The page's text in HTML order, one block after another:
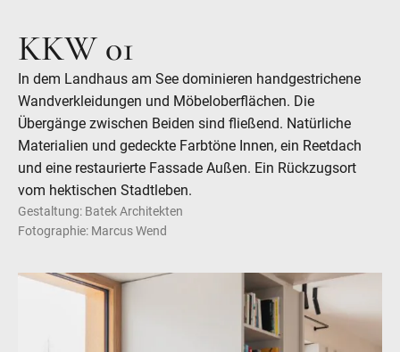
KKW 01
In dem Landhaus am See dominieren handgestrichene
Wandverkleidungen und Möbeloberflächen. Die
Übergänge zwischen Beiden sind fließend. Natürliche
Materialien und gedeckte Farbtöne Innen, ein Reetdach
und eine restaurierte Fassade Außen. Ein Rückzugsort
vom hektischen Stadtleben.
Gestaltung: Batek Architekten
Fotographie: Marcus Wend